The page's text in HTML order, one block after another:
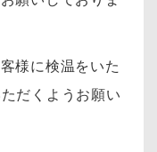
様に検温をいた
だくようお願い